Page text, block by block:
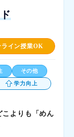
ライン授業OK
その他
学力向上
こよりも「めん